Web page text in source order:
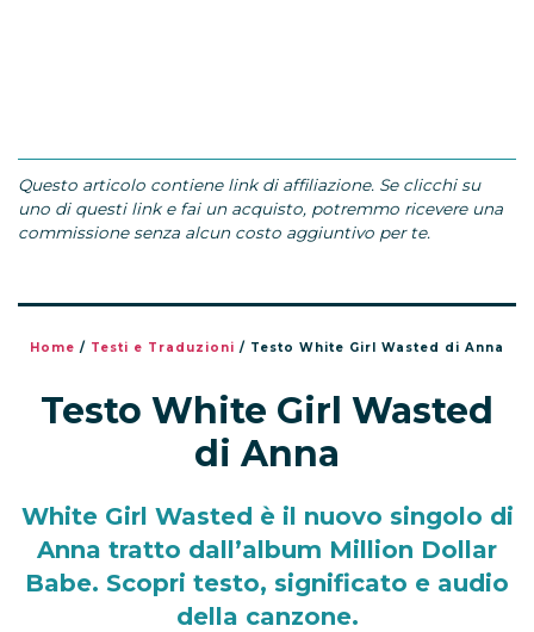
Questo articolo contiene link di affiliazione. Se clicchi su
uno di questi link e fai un acquisto, potremmo ricevere una
commissione senza alcun costo aggiuntivo per te.
Home / Testi e Traduzioni / Testo White Girl Wasted di Anna
Testo White Girl Wasted
di Anna
White Girl Wasted è il nuovo singolo di
Anna tratto dall’album Million Dollar
Babe. Scopri testo, significato e audio
della canzone.